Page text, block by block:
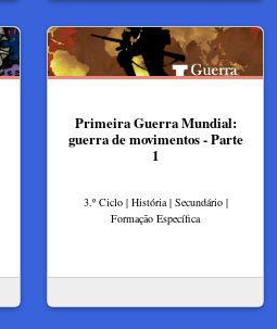
Primeira Guerra Mundial:
guerra de movimentos - Parte
1
3.º Ciclo | História | Secundário |
Formação Específica